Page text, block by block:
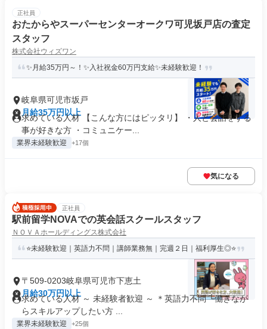
正社員
おたからやスーパーセンターオークワ可児坂戸店の査定
スタッフ
株式会社ウィズワン
✨月給35万円～！✨入社祝金60万円支給✨未経験歓迎！
岐阜県可児市坂戸
月給35万円以上
求めている人材 【こんな方にはピッタリ】 ・人と会話をする
事が好きな方 ・コミュニケー...
業界未経験歓迎 +17個
気になる
正社員
駅前留学NOVAでの英会話スクールスタッフ
ＮＯＶＡホールディングス株式会社
⭐未経験歓迎｜英語力不問｜講師業務無｜完週２日｜福利厚生◎⭐
〒509-0203岐阜県可児市下恵土
月給30万円以上
求めている人材 ～ 未経験者歓迎 ～ ＊英語力不問 └働きなが
らスキルアップしたい方 ...
業界未経験歓迎 +25個